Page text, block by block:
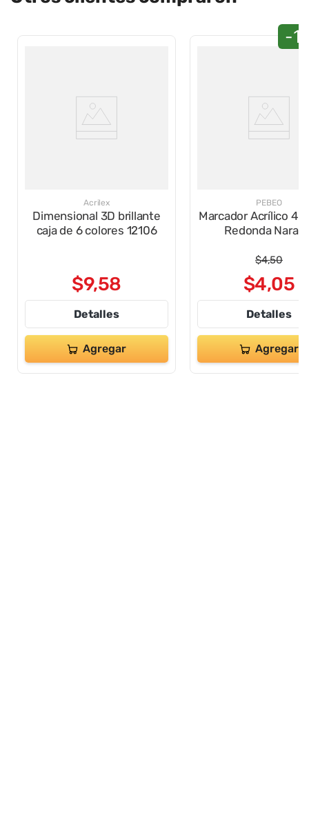
Acrilex
Dimensional 3D brillante
caja de 6 colores 12106
$9,58
Detalles
Agregar
-
PEBEO
Marcador Acrílico
Redonda
$4,50
$4,05
Detalles
Agregar